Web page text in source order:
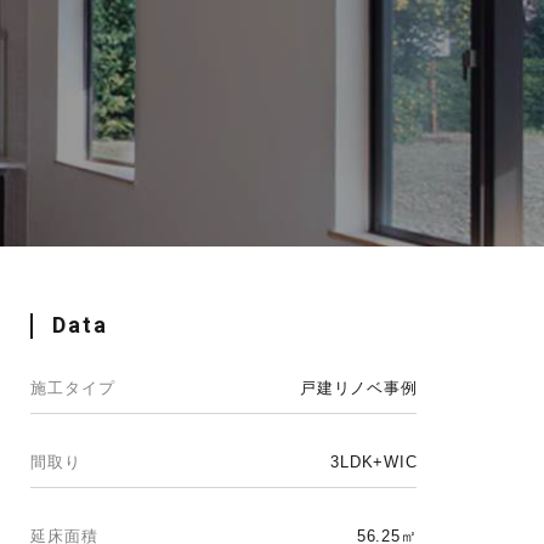
Data
施工タイプ 戸建リノベ事例
間取り 3LDK+WIC
延床面積 56.25㎡